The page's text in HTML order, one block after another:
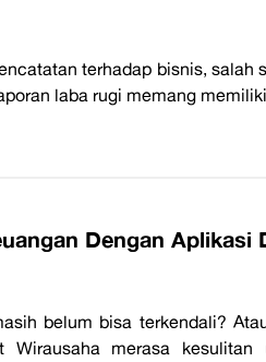
terhadap bisnis, salah
laba rugi memang
Dengan Aplikasi
belum bisa terkendali?
Wirausaha merasa